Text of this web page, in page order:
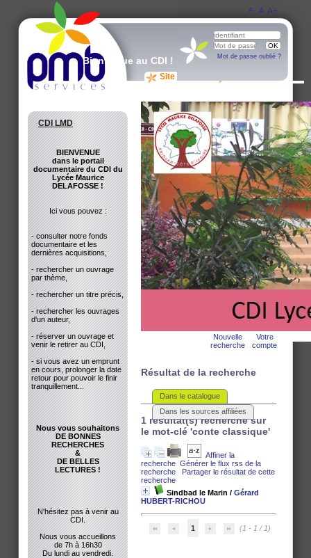
Site du CDI Avis des lecteurs
Bienvenue au CDI !
Nouvelle
recherche
Votre
compte
Résultat de la recherche
Dans le catalogue
Dans les sources affiliées
1 résultat(s) recherche sur
le mot-clé 'conte classique'
Affiner la
recherche Générer le flux rss de la
recherche
Partager le résultat de cette
recherche
Sindbad le Marin / Gérard
HUBERT-RICHOU
1 (1 - 1 / 1)
CDI LMD
BIENVENUE
dans le portail
documentaire du CDI du
Lycée Maurice
DELAFOSSE !
Ici vous pouvez :
- consulter notre fonds
documentaire et les
dernières acquisitions,
- rechercher un ouvrage
par thème,
- rechercher un titre précis,
- rechercher les ouvrages
d'un auteur,
- réserver un ouvrage et
venir le retirer au CDI,
- si vous avez un emprunt
en cours, prolonger la date
retour pour pouvoir le finir
tranquillement...
Nous vous souhaitons
DE BONNES
RECHERCHES
&
DE BELLES
LECTURES !
N'hésitez pas à venir au
CDI.
Nous vous accueillons
de 7h à 16h30
Du lundi au vendredi.
A- A A+
Mot de passe oublié ?